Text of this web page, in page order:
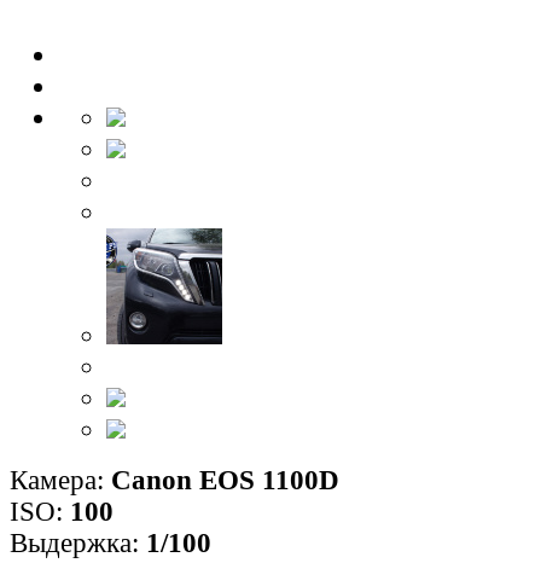
Камера: Canon EOS 1100D
ISO: 100
Выдержка: 1/100